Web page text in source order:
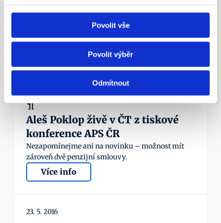
Povolit vše
Povolit výběr
Odmítnout
¶
Aleš Poklop živě v ČT z tiskové
konference APS ČR
Nezapomínejme ani na novinku – možnost mít
zároveň dvě penzijní smlouvy.
Více info
23. 5. 2016